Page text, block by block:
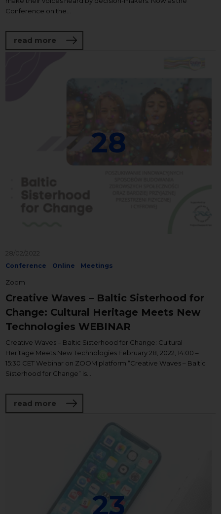
Conference on the...
read more about Amplifying Culture for the
28
28/02/2022
Conference Online Meetings
Zoom
Creative Waves – Baltic Sisterhood for
Change: Cultural Heritage Meets New
Technologies WEBINAR
Creative Waves – Baltic Sisterhood for Change: Cultural
Heritage Meets New Technologies February 28, 2022, 14:00 –
15:30 CET Webinar on ZOOM platform “Creative Waves – Baltic
Sisterhood for Change” is...
read more about Creative Waves – Baltic
23